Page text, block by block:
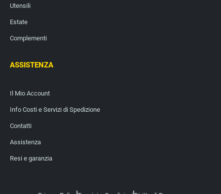
Utensili
Estate
Complementi
ASSISTENZA
Il Mio Account
Info Costi e Servizi di Spedizione
Contatti
Assistenza
Resi e garanzia